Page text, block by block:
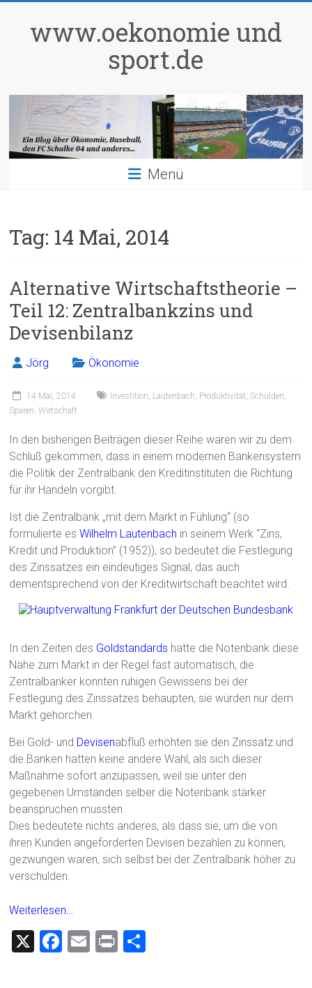
springenwww.oekonomie und
sport.de
Menü
Tag: 14 Mai, 2014
Alternative Wirtschaftstheorie –
Teil 12: Zentralbankzins und
Devisenbilanz
Jörg Ökonomie
14 Mai, 2014 Investition, Lautenbach, Produktivität, Schulden,
Sparen,Wirtschaft
In den bisherigen Beiträgen dieser Reihe waren wir zu dem
Schluß gekommen, dass in einem modernen Bankensystem
die Politik der Zentralbank den Kreditinstituten die Richtung
für ihr Handeln vorgibt.
Ist die Zentralbank „mit dem Markt in Fühlung“ (so
formulierte esWilhelm Lautenbach in seinem Werk “Zins,
Kredit und Produktion” (1952)), so bedeutet die Festlegung
des Zinssatzes ein eindeutiges Signal, das auch
dementsprechend von der Kreditwirtschaft beachtet wird.
In den Zeiten des Goldstandards hatte die Notenbank diese
Nähe zum Markt in der Regel fast automatisch, die
Zentralbanker konnten ruhigen Gewissens bei der
Festlegung des Zinssatzes behaupten, sie würden nur dem
Markt gehorchen.
Bei Gold- und Devisenabfluß erhöhten sie den Zinssatz und
die Banken hatten keine andere Wahl, als sich dieser
Maßnahme sofort anzupassen, weil sie unter den
gegebenen Umständen selber die Notenbank stärker
beanspruchen mussten.
Dies bedeutete nichts anderes, als dass sie, um die von
ihren Kunden angeforderten Devisen bezahlen zu können,
gezwungen waren, sich selbst bei der Zentralbank höher zu
verschulden.
Weiterlesen…
X
F
E
Pr